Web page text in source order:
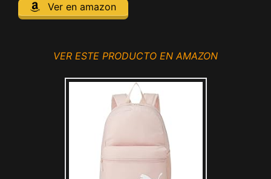
Ver en amazon
VER ESTE PRODUCTO EN AMAZON